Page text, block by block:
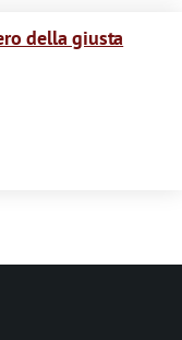
della giusta